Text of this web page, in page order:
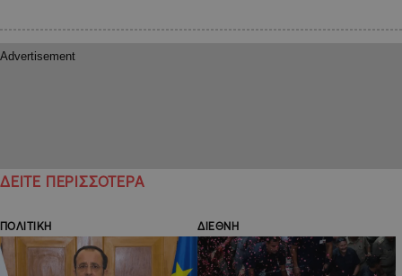
ΔΕΙΤΕ ΠΕΡΙΣΣΟΤΕΡΑ
ΠΟΛΙΤΙΚΗ ΔΙΕΘΝΗ